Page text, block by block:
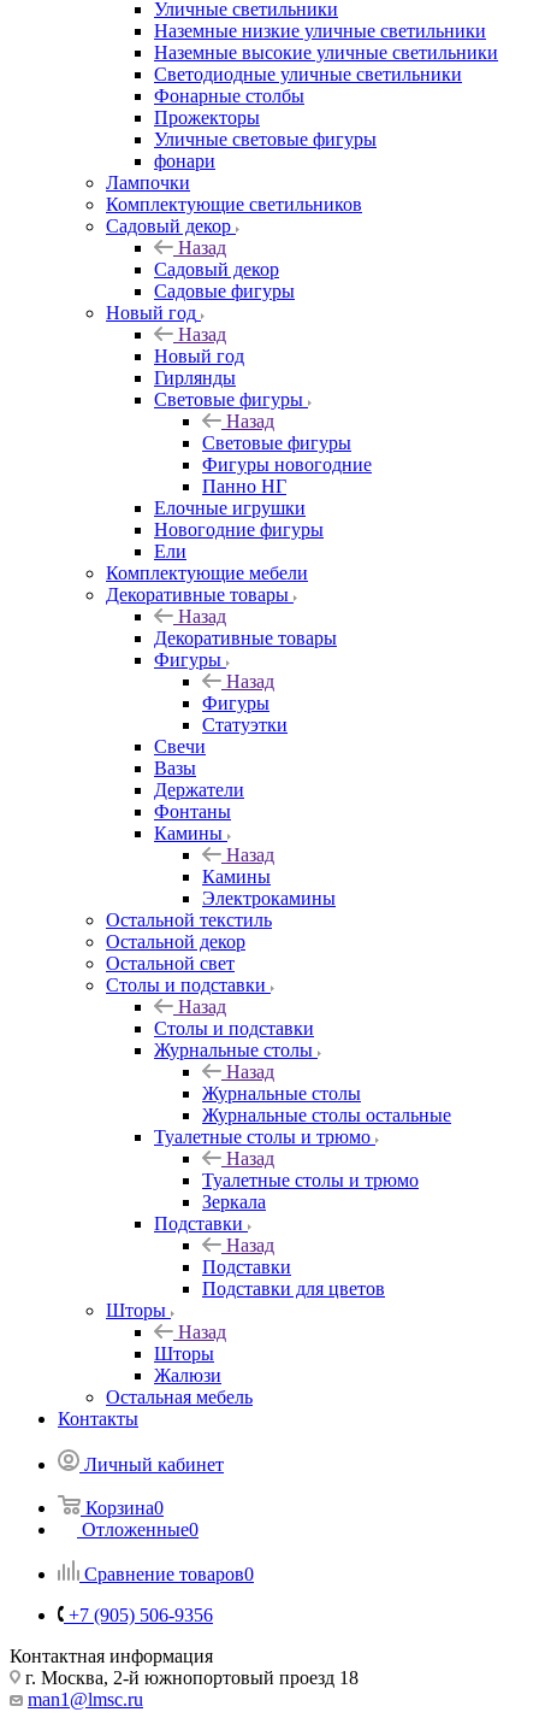
Уличные светильники
Наземные низкие уличные светильники
Наземные высокие уличные светильники
Светодиодные уличные светильники
Фонарные столбы
Прожекторы
Уличные световые фигуры
фонари
Лампочки
Комплектующие светильников
Садовый декор
Назад
Садовый декор
Садовые фигуры
Новый год
Назад
Новый год
Гирлянды
Световые фигуры
Назад
Световые фигуры
Фигуры новогодние
Панно НГ
Елочные игрушки
Новогодние фигуры
Ели
Комплектующие мебели
Декоративные товары
Назад
Декоративные товары
Фигуры
Назад
Фигуры
Статуэтки
Свечи
Вазы
Держатели
Фонтаны
Камины
Назад
Камины
Электрокамины
Остальной текстиль
Остальной декор
Остальной свет
Столы и подставки
Назад
Столы и подставки
Журнальные столы
Назад
Журнальные столы
Журнальные столы остальные
Туалетные столы и трюмо
Назад
Туалетные столы и трюмо
Зеркала
Подставки
Назад
Подставки
Подставки для цветов
Шторы
Назад
Шторы
Жалюзи
Остальная мебель
Контакты
Личный кабинет
Корзина0
Отложенные0
Сравнение товаров0
+7 (905) 506-9356
Контактная информация
г. Москва, 2-й южнопортовый проезд 18
man1@lmsc.ru